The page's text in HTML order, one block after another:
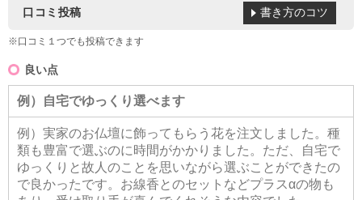
口コミ投稿
※口コミ１つでも投稿できます
書き方のコツ
良い点